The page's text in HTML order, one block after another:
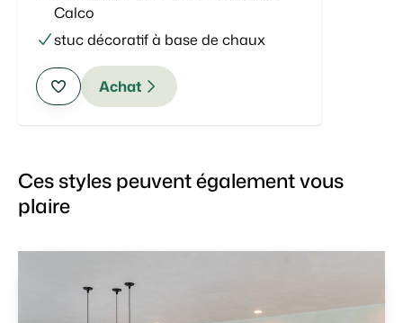
Calco
stuc décoratif à base de chaux
Achat
Ces styles peuvent également vous
plaire